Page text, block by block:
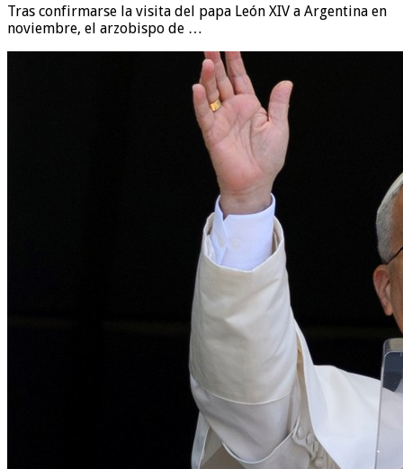
Tras confirmarse la visita del papa León XIV a Argentina en
noviembre, el arzobispo de …